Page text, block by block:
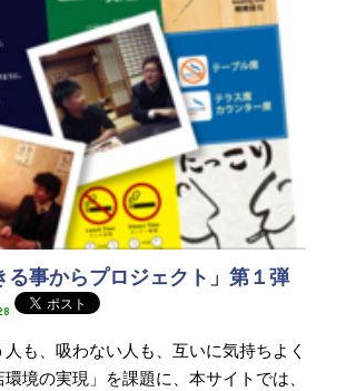
る事からプロジェクト」第１弾
人も、吸わない人も、互いに気持ちよく
境の実現」を課題に、本サイトでは、